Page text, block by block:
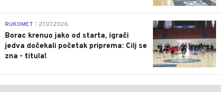
0
RUKOMET 27.07.2026.
Borac krenuo jako od starta, igrači
jedva dočekali početak priprema: Cilj se
zna - titula!